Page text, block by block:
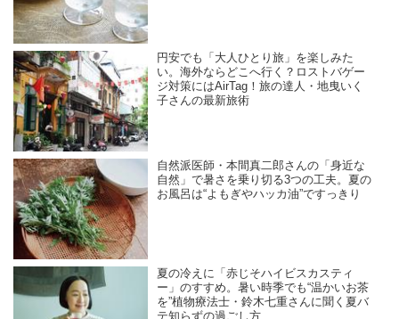
円安でも「大人ひとり旅」を楽しみた
い。海外ならどこへ行く？ロストバゲー
ジ対策にはAirTag！旅の達人・地曳いく
子さんの最新旅術
自然派医師・本間真二郎さんの「身近な
自然」で暑さを乗り切る3つの工夫。夏の
お風呂は“よもぎやハッカ油”ですっきり
夏の冷えに「赤じそハイビスカスティ
ー」のすすめ。暑い時季でも“温かいお茶
を”植物療法士・鈴木七重さんに聞く夏バ